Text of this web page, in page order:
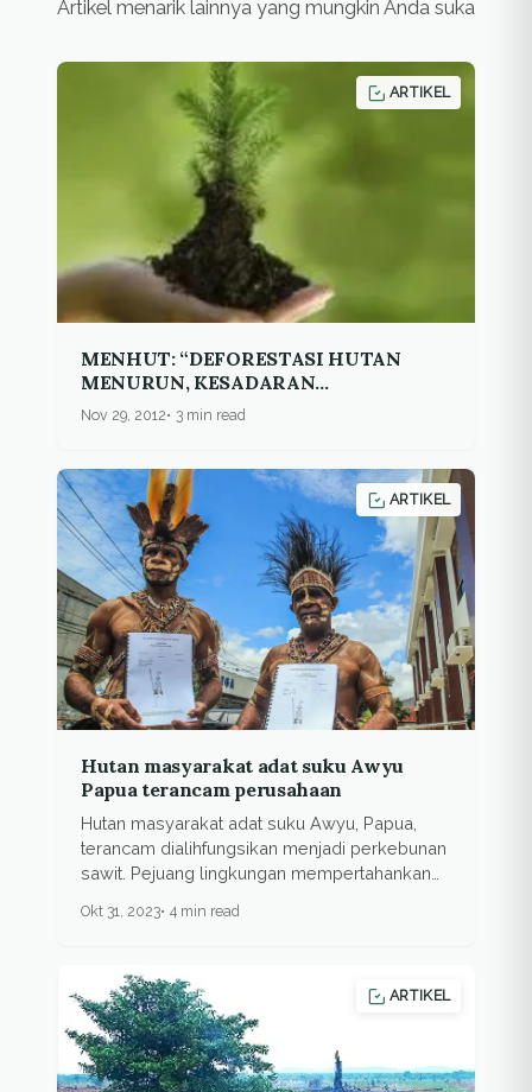
Artikel menarik lainnya yang mungkin Anda suka
ARTIKEL
MENHUT: “DEFORESTASI HUTAN
MENURUN, KESADARAN
MASYARAKAT MENINGKAT”
Nov 29, 2012 3 min read
ARTIKEL
Hutan masyarakat adat suku Awyu
Papua terancam perusahaan
Hutan masyarakat adat suku Awyu, Papua,
terancam dialihfungsikan menjadi perkebunan
sawit. Pejuang lingkungan mempertahankan
Okt 31, 2023 4 min read
ARTIKEL